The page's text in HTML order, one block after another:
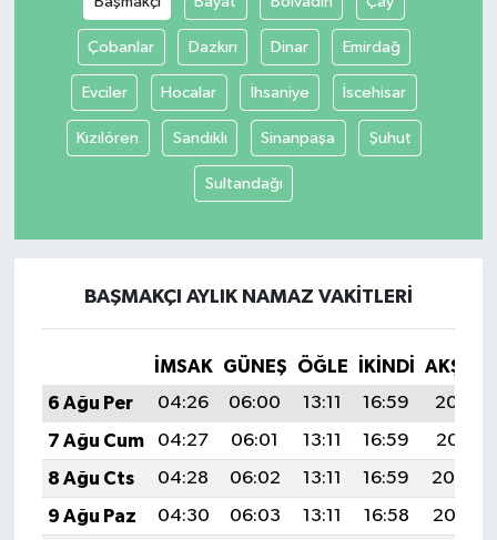
Çobanlar Dazkırı Dinar Emirdağ
Evciler Hocalar İhsaniye İscehisar
Kızılören Sandıklı Sinanpaşa Şuhut
Sultandağı
BAŞMAKÇI AYLIK NAMAZ VAKITLERI
İMSAK GÜNEŞ ÖĞLE İKINDI
AKŞAM
6 Ağu Per
04:26 06:00 13:11 16:59
20:12
7 Ağu Cum
04:27 06:01 13:11 16:59
20:11
8 Ağu Cts
04:28 06:02 13:11 16:59
20:09
9 Ağu Paz
04:30 06:03 13:11 16:58
20:08